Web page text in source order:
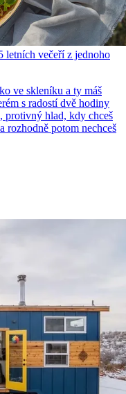
letních večeří z jednoho
ve skleníku a ty máš
s radostí dvě hodiny
protivný hlad, kdy chceš
rozhodně potom nechceš